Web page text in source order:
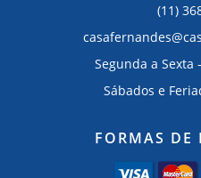
(11)
Segunda a Sexta
Sábados e
FORMAS DE